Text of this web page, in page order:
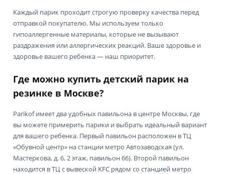
Каждый парик проходит строгую проверку качества перед
отправкой покупателю. Мы используем только
гипоаллергенные материалы, которые не вызывают
раздражения или аллергических реакций. Ваше здоровье и
здоровье вашего ребенка — наш приоритет.
Где можно купить детский парик на
резинке в Москве?
Parikof имеет два удобных павильона в центре Москвы, где
вы можете примерить парики и выбрать идеальный вариант
для вашего ребенка. Первый павильон расположен в ТЦ
«Обувной центр» на станции метро Автозаводская (ул.
Мастеркова, д. 6, 2 этаж, павильон 66). Второй павильон
находится в ТЦ с вывеской KFC рядом со станцией метро